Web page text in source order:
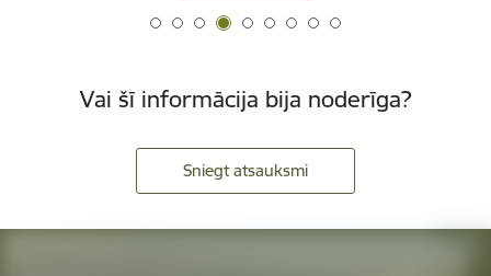
Vai šī informācija bija noderīga?
Sniegt atsauksmi